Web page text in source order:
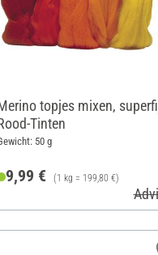
topjes mixen,
Tinten
50 g
9,99 € (1 kg = 199,80 €)